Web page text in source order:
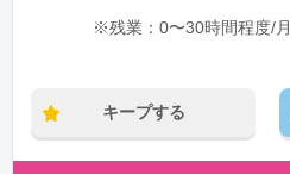
※残業：0〜30時間程度/月
キープする